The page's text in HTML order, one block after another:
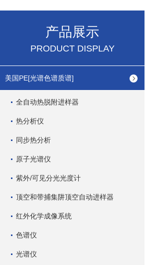
产品展示
PRODUCT DISPLAY
美国PE[光谱色谱质谱]
全自动热脱附进样器
热分析仪
同步热分析
原子光谱仪
紫外/可见分光光度计
顶空和带捕集阱顶空自动进样器
红外化学成像系统
色谱仪
光谱仪